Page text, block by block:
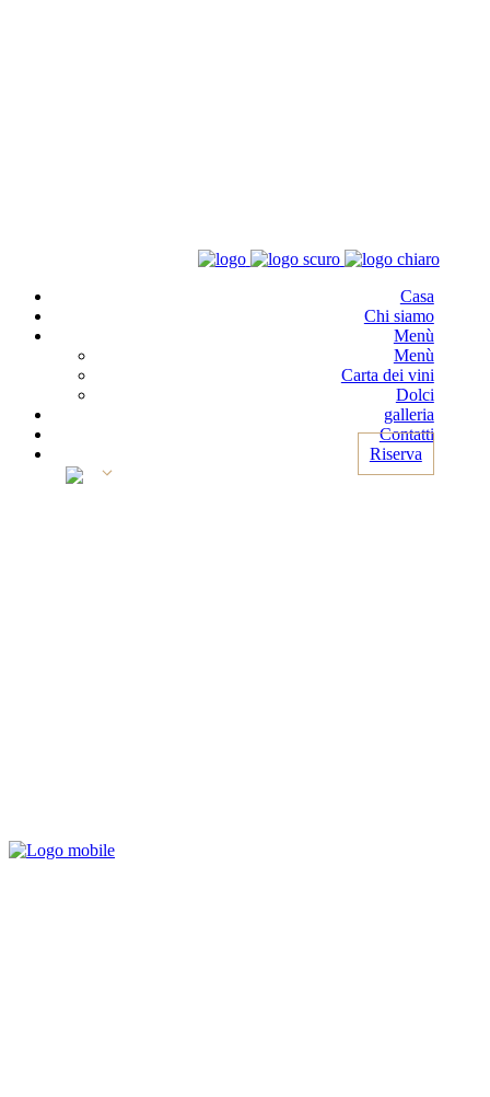
Casa
Chi siamo
Menù
Menù
Carta dei vini
Dolci
galleria
Contatti
Riserva